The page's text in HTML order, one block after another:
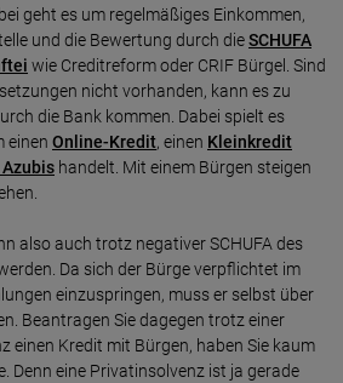
geht es um regelmäßiges Einkommen,
und die Bewertung durch dieSCHUFA
wie Creditreform oder CRIF Bürgel. Sind
nicht vorhanden, kann es zu
die Bank kommen. Dabei spielt es
einen Online-Kredit, einen Kleinkredit
handelt. Mit einem Bürgen steigen
also auch trotz negativer SCHUFA des
Da sich der Bürge verpflichtet im
einzuspringen, muss er selbst über
Beantragen Sie dagegen trotz einer
einen Kredit mit Bürgen, haben Sie kaum
Denn eine Privatinsolvenz ist ja gerade